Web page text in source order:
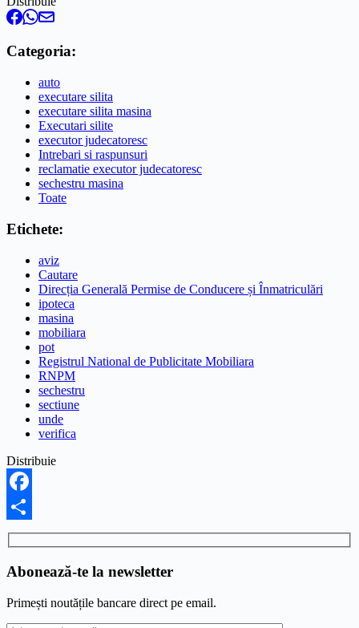
Categoria:
auto
executare silita
executare silita masina
Executari silite
executor judecatoresc
Intrebari si raspunsuri
reclamatie executor judecatoresc
sechestru masina
Toate
Etichete:
aviz
Cautare
Direcția Generală Permise de Conducere și Înmatriculări
ipoteca
masina
mobiliara
pot
Registrul National de Publicitate Mobiliara
RNPM
sechestru
sectiune
unde
verifica
Distribuie
Facebook
Share
Abonează-te la newsletter
Primești noutățile bancare direct pe email.